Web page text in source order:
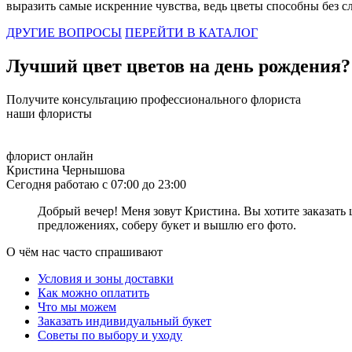
выразить самые искренние чувства, ведь цветы способны без
ДРУГИЕ ВОПРОСЫ ПЕРЕЙТИ В КАТАЛОГ
Лучший цвет цветов на день рождения?
Получите консультацию профессионального флориста
наши флористы
флорист онлайн
Кристина Чернышова
Сегодня работаю с 07:00 до 23:00
Добрый вечер! Меня зовут Кристина. Вы хотите
предложениях, соберу букет и вышлю его фото.
О чём нас часто спрашивают
Условия и зоны доставки
Как можно оплатить
Что мы можем
Заказать индивидуальный букет
Советы по выбору и уходу
любимой девушке. Вы остановили свой выбор на розах, но
70 см), то букет из 3-9 цветов букет смотреться очень
чувствах. Самое важное – наполните подарок искренностью и
Первое свидание – это очень трепетное и волнительное
искреннюю улыбку. Мужчины, при выборе букета, наверняка
следует выбрать цветок с крупным бутоном и длинным
поставить вашу спутницу в неловкое положение. Самое
останется не замеченным!
Сколько роз можно дарить девушке
Цветы – это универсальный презент, который дарят как на
какое количество роз нужно дарить девушке? Существуют
себя! 1 цветок — символ симпатии и желания продолжить
привлечь неприятности. Букет из 7 роз — это число
вариантом для признания в симпатии, любви. 13 роз – это